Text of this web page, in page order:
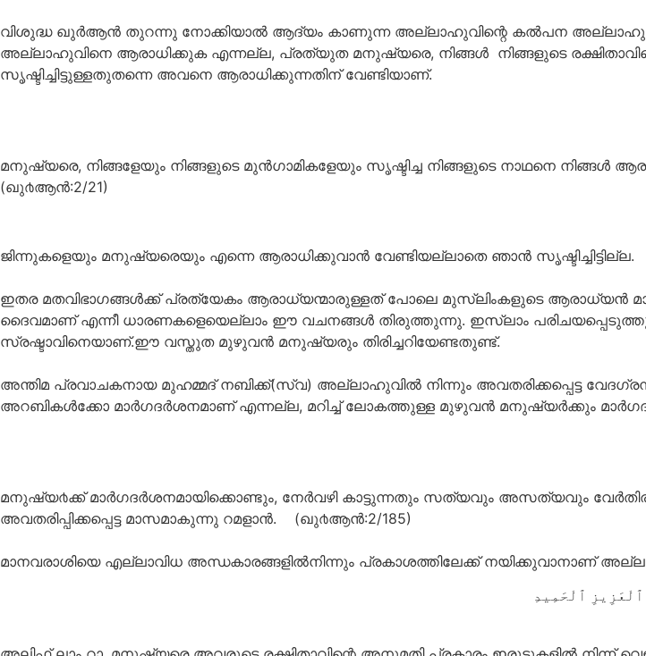
വിശുദ്ധ ഖുര്‍ആന്‍ തുറന്നു നോക്കിയാൽ ആദ്യം കാണുന്ന അല്ലാഹുവിന്റെ കൽപന
അല്ലാഹുവിനെ ആരാധിക്കുക എന്നല്ല, പ്രത്യുത മനുഷ്യരെ, നിങ്ങള്‍ നിങ്ങളുടെ
സൃഷ്ടിച്ചിട്ടുള്ളതുതന്നെ അവനെ ആരാധിക്കുന്നതിന് വേണ്ടിയാണ്.
മനുഷ്യരെ, നിങ്ങളേയും നിങ്ങളുടെ മുന്‍ഗാമികളേയും സൃഷ്ടിച്ച നിങ്ങളുടെ നാഥനെ നിങ്ങള്‍
(ഖു൪ആന്‍:2/21)
ജിന്നുകളെയും മനുഷ്യരെയും എന്നെ ആരാധിക്കുവാന്‍ വേണ്ടിയല്ലാതെ ഞാന്‍
ഇതര മതവിഭാഗങ്ങള്‍ക്ക് പ്രത്യേകം ആരാധ്യന്മാരുള്ളത് പോലെ മുസ്‌ലിംകളുടെ ആരാധ്യന്‍
ദൈവമാണ് എന്നീ ധാരണകളെയെല്ലാം ഈ വചനങ്ങള്‍ തിരുത്തുന്നു. ഇസ്‌ലാം
സ്രഷ്ടാവിനെയാണ്.ഈ വസ്തുത മുഴുവന്‍ മനുഷ്യരും തിരിച്ചറിയേണ്ടതുണ്ട്.
അന്തിമ പ്രവാചകനായ മുഹമ്മദ് നബിക്ക്(സ്വ) അല്ലാഹുവില്‍ നിന്നും അവതരിക്കപ്പെട്ട
അറബികള്‍ക്കോ മാര്‍ഗദര്‍ശനമാണ് എന്നല്ല, മറിച്ച് ലോകത്തുള്ള മുഴുവന്‍ മനുഷ്യര്‍ക്കും
മനുഷ്യ൪ക്ക് മാര്‍ഗദര്‍ശനമായിക്കൊണ്ടും, നേര്‍വഴി കാട്ടുന്നതും സത്യവും അസത്യവും
അവതരിപ്പിക്കപ്പെട്ട മാസമാകുന്നു റമളാന്‍. (ഖു൪ആന്‍:2/185)
മാനവരാശിയെ എല്ലാവിധ അന്ധകാരങ്ങളില്‍നിന്നും പ്രകാശത്തിലേക്ക് നയിക്കുവാനാണ്